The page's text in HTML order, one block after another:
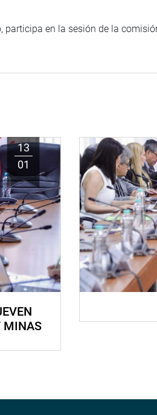
en la sesión de la
13
01
MINAS